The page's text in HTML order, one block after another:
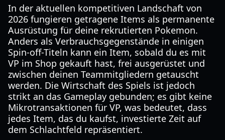
In der aktuellen kompetitiven Landschaft von
2026 fungieren getragene Items als permanente
Ausrüstung für deine rekrutierten Pokemon.
Anders als Verbrauchsgegenstände in einigen
Spin-off-Titeln kann ein Item, sobald du es mit
VP im Shop gekauft hast, frei ausgerüstet und
zwischen deinen Teammitgliedern getauscht
werden. Die Wirtschaft des Spiels ist jedoch
strikt an das Gameplay gebunden; es gibt keine
Mikrotransaktionen für VP, was bedeutet, dass
jedes Item, das du kaufst, investierte Zeit auf
dem Schlachtfeld repräsentiert.